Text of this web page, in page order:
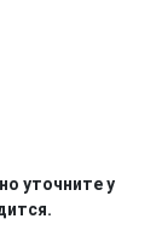
уточните у